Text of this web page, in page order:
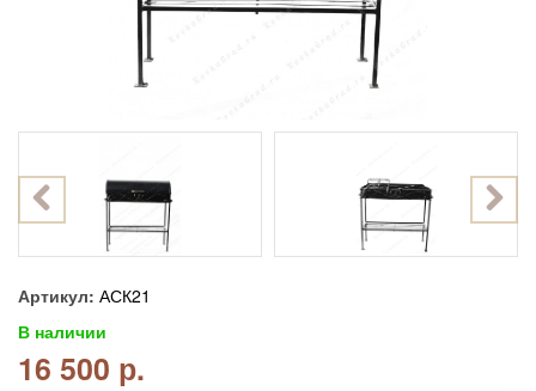
Артикул: АСК21
В наличии
16 500 р.